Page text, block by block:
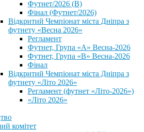
Футнет/2026 (В)
Фінал (Футнет/2026)
Відкритий Чемпіонат міста Дніпра з
футнету «Весна 2026»
Регламент
Футнет, Група «А» Весна-2026
Футнет, Група «В» Весна-2026
Фінал
Відкритий Чемпіонат міста Дніпра з
футнету «Літо 2026»
Регламент (футнет «Літо-2026»)
«Літо 2026»
комітет